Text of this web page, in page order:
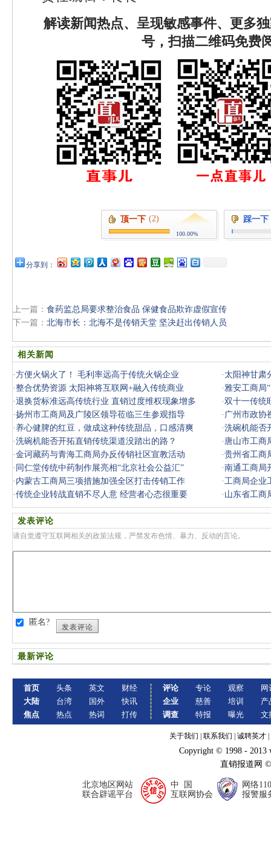
解读新闻热点、呈现敏感事件、更多
号，扫描二维码免费
顶一下 (2)
100.00%
踩一下
分享到：
上一篇： 食药监总局要求整治食品 保健食品欺诈虚假宣传
下一篇： 北海市长：北海不是传销天堂 坚决赶出传销人员
相关新闻
·方便火锅火了！ 毛利率远高于传统火锅企业 · 太阳神甘肃
·整合优势资源 太阳神将互联网+融入传统商业 ·雅安工商局
·退换货标准远高传统行业 直销过度维权现象增多 ·双十一传统
·扬州市工商局及广陵区领导莅临三生参观指导 · 广州市政协
· 养心健脾的红豆，做成这种传统甜品，口感清爽 ·洗碗机能否
·洗碗机能否开拓直销传统渠道没踏出的路？ · 唐山市工商
·金诃藏药与青海工商局办反传销社区宣教活动 ·贵州省工商
· 同仁堂传统中药制作展亮相“北京社会公益汇” ·南通工商局
· 内蒙古工商局三项措施加强全区打击传销工作 ·工商局企业
·传统企业转战直销不尽人意 经营者心态很重要 · 山东省工商
发表评论
请自觉遵守互联网相关的政策法规，严禁发布色情、暴力、反动的言论。
匿名?
发表评论
最新评论
首页
大陆
焦点
头条
台湾
热点
英文
国外
热词
财经
快讯
打传
评论
企业
调查
专论
慈善
特报
观察
培训
曝光
网
产
文
关于我们 联系我们 诚聘英才
Copyright © 1998 - 2013
直销报道网
北京地区网站
联合辟谣平台
中 国
互联网协会
网络110
报警服